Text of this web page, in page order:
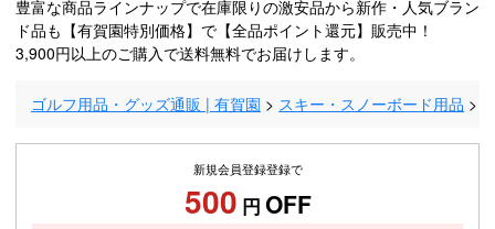
豊富な商品ラインナップで在庫限りの激安品から新作・人気ブラン
ド品も【有賀園特別価格】で【全品ポイント還元】販売中！
3,900円以上のご購入で送料無料でお届けします。
ゴルフ用品・グッズ通販 | 有賀園 スキー・スノーボード用品
新規会員登録登録で
500 円 OFF